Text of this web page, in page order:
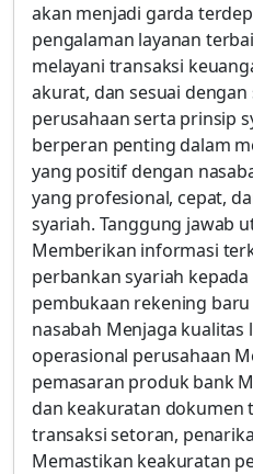
akan menjadi garda
pengalaman layanan
melayani transaksi
akurat, dan sesuai
perusahaan serta prinsip
berperan penting dalam
yang positif dengan
yang profesional, cepat,
syariah. Tanggung jawab
Memberikan informasi
perbankan syariah
pembukaan rekening
nasabah Menjaga kualitas
operasional perusahaan
pemasaran produk bank
dan keakuratan dokumen
transaksi setoran,
Memastikan keakuratan